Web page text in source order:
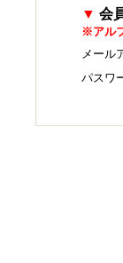
▼ 会
※アル
メール
パスワ